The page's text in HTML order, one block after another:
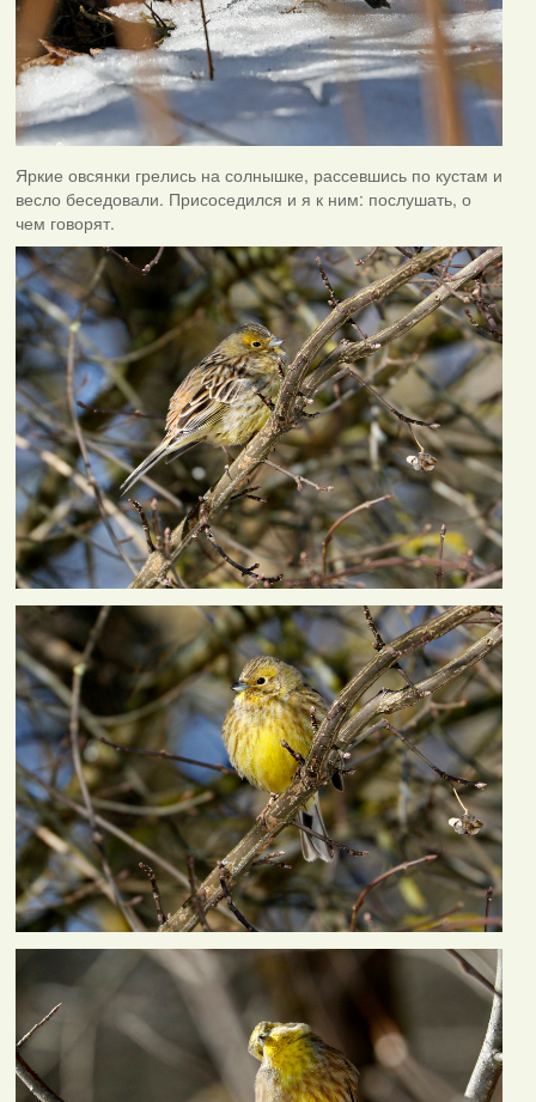
Яркие овсянки грелись на солнышке, рассевшись по кустам и
весло беседовали. Присоседился и я к ним: послушать, о
чем говорят.